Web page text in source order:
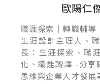
歐陽仁
職涯探索｜轉職輔導
生涯設計主理人、
長：生涯探索、職
化、職能轉譯 -分享
思維與企業人才發